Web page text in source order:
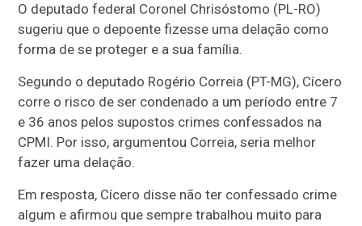
O deputado federal Coronel Chrisóstomo (PL-RO)
sugeriu que o depoente fizesse uma delação como
forma de se proteger e a sua família.
Segundo o deputado Rogério Correia (PT-MG), Cícero
corre o risco de ser condenado a um período entre 7
e 36 anos pelos supostos crimes confessados na
CPMI. Por isso, argumentou Correia, seria melhor
fazer uma delação.
Em resposta, Cícero disse não ter confessado crime
algum e afirmou que sempre trabalhou muito para